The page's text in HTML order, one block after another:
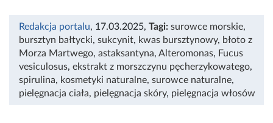
Redakcja portalu, 17.03.2025, Tagi: surowce morskie,
bursztyn bałtycki, sukcynit, kwas bursztynowy, błoto z
Morza Martwego, astaksantyna, Alteromonas, Fucus
vesiculosus, ekstrakt z morszczynu pęcherzykowatego,
spirulina, kosmetyki naturalne, surowce naturalne,
pielęgnacja ciała, pielęgnacja skóry, pielęgnacja włosów